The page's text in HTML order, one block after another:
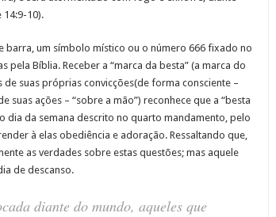
14:9-10).
barra, um símbolo místico ou o número 666 fixado no
pela Bíblia. Receber a “marca da besta” (a marca do
suas próprias convicções(de forma consciente –
suas ações – “sobre a mão”) reconhece que a “besta
dia da semana descrito no quarto mandamento, pelo
à elas obediência e adoração. Ressaltando que,
as verdades sobre estas questões; mas aquele
de descanso.
diante do mundo, aqueles que